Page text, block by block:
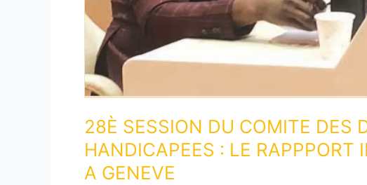
28È SESSION DU COMITE DES
HANDICAPEES : LE RAPPPORT
A GENEVE
DU
TOGO
EXAMINE
A
GENEVE